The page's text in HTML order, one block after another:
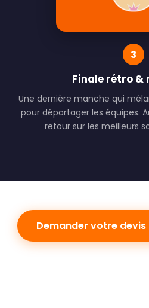
3
Finale rétro
Une dernière manche qui
pour départager les équipes.
retour sur les meilleurs
Demander votre